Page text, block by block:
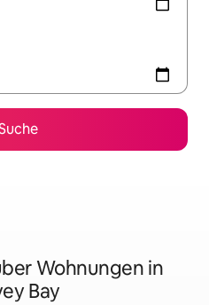
Wohnungen in
Bay